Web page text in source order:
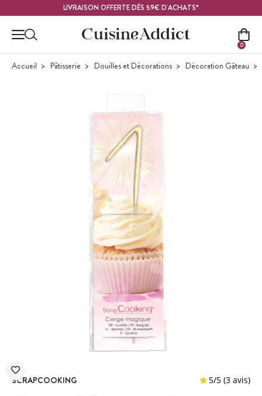
LIVRAISON OFFERTE DÈS 59€ D'ACHATS*
0
Accueil Pâtisserie Douilles et Décorations Décoration Gâteau
SCRAPCOOKING